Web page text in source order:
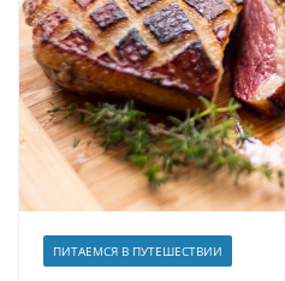
ПИТАЕМСЯ В ПУТЕШЕСТВИИ